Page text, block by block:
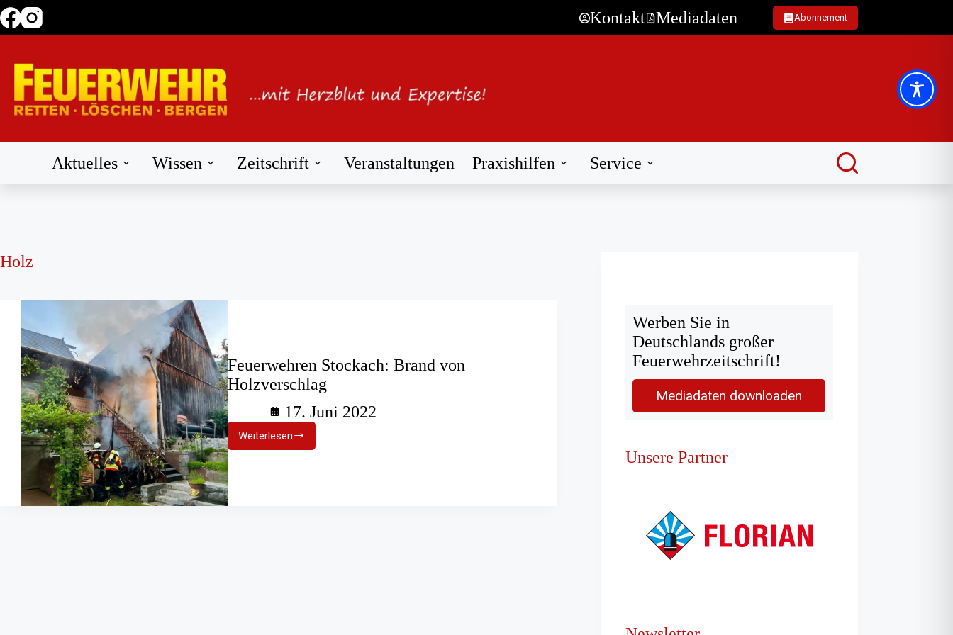
Zum
Inhalt
Kontakt Mediadaten Abonnement
Aktuelles Wissen Zeitschrift Veranstaltungen Praxishilfen Service
Holz
Feuerwehren Stockach: Brand von
Holzverschlag
17. Juni 2022
WeiterlesenFeuerwehren
Stockach:
Werben Sie in
Deutschlands großer
Feuerwehrzeitschrift!
Mediadaten downloaden
Unsere Partner